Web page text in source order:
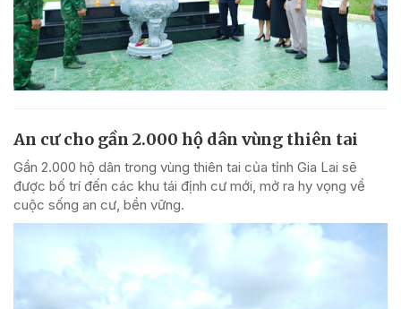
An cư cho gần 2.000 hộ dân vùng thiên tai
Gần 2.000 hộ dân trong vùng thiên tai của tỉnh Gia Lai sẽ
được bố trí đến các khu tái định cư mới, mở ra hy vọng về
cuộc sống an cư, bền vững.